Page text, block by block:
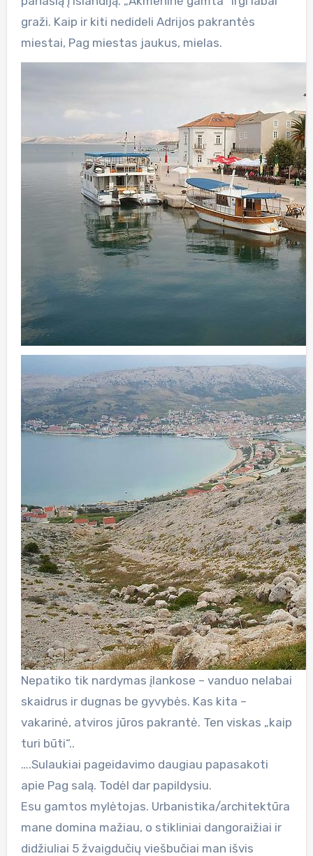
graži. Kaip ir kiti nedideli Adrijos pakrantės
miestai, Pag miestas jaukus, mielas.
Nepatiko tik nardymas įlankose – vanduo nelabai
skaidrus ir dugnas be gyvybės. Kas kita –
vakarinė, atviros jūros pakrantė. Ten viskas „kaip
turi būti“..
….Sulaukiai pageidavimo daugiau papasakoti
apie Pag salą. Todėl dar papildysiu.
Esu gamtos mylėtojas. Urbanistika/architektūra
mane domina mažiau, o stikliniai dangoraižiai ir
didžiuliai 5 žvaigdučių viešbučiai man išvis